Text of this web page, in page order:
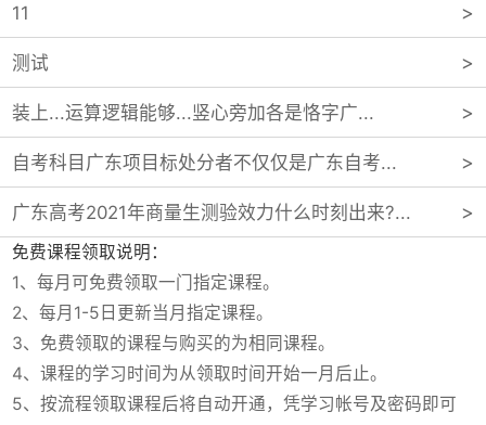
11
测试
装上...运算逻辑能够...竖心旁加各是恪字广...
自考科目广东项目标处分者不仅仅是广东自考...
广东高考2021年商量生测验效力什么时刻出来?...
免费课程领取说明：
1、每月可免费领取一门指定课程。
2、每月1-5日更新当月指定课程。
3、免费领取的课程与购买的为相同课程。
4、课程的学习时间为从领取时间开始一月后止。
5、按流程领取课程后将自动开通，凭学习帐号及密码即可